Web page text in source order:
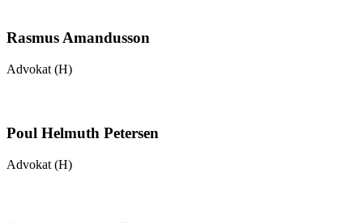
Rasmus Amandusson
Advokat (H)
Poul Helmuth Petersen
Advokat (H)